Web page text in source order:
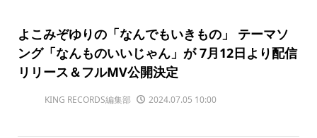
よこみぞゆりの「なんでもいきもの」 テーマソ
ング「なんものいいじゃん」が 7月12日より配信
リリース＆フルMV公開決定
KING RECORDS編集部 2024.07.05 10:00